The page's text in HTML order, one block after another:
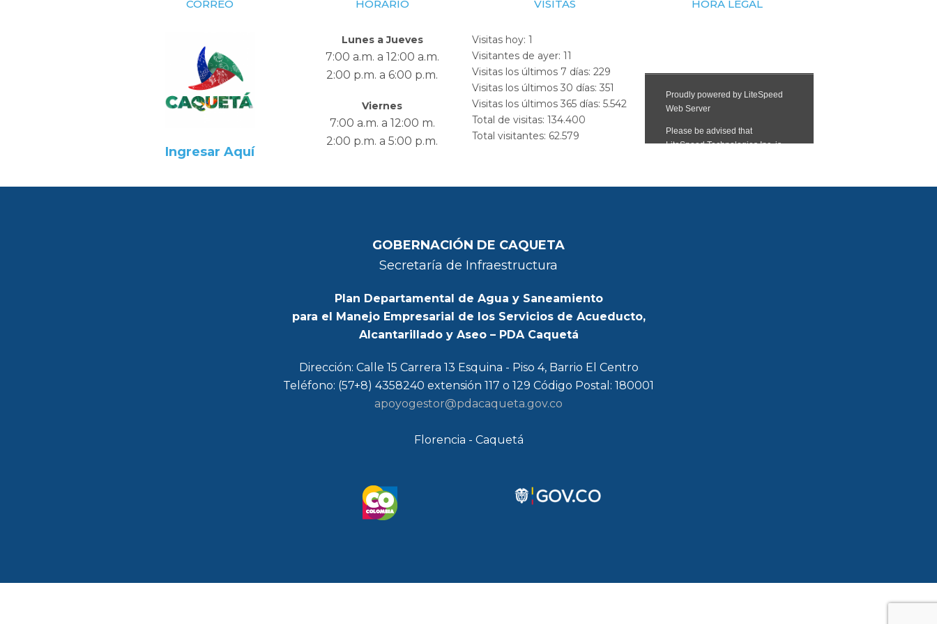
CORREO
Ingresar Aquí
HORARIO
Lunes a Jueves
7:00 a.m. a 12:00 a.m.
2:00 p.m. a 6:00 p.m.
Viernes
7:00 a.m. a 12:00 m.
2:00 p.m. a 5:00 p.m.
VISITAS
Visitas hoy: 1
Visitantes de ayer: 11
Visitas los últimos 7 días: 229
Visitas los últimos 30 días: 351
Visitas los últimos 365 días: 5.542
Total de visitas: 134.400
Total visitantes: 62.579
HORA LEGAL
GOBERNACIÓN DE CAQUETA
Secretaría de Infraestructura
Plan Departamental de Agua y Saneamiento
para el Manejo Empresarial de los Servicios de Acueducto,
Alcantarillado y Aseo – PDA Caquetá
Dirección: Calle 15 Carrera 13 Esquina - Piso 4, Barrio El Centro
Teléfono: (57+8) 4358240 extensión 117 o 129 Código Postal: 180001
apoyogestor@pdacaqueta.gov.co
Florencia - Caquetá